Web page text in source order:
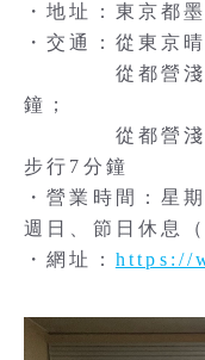
・地址：東京都
・交通：從東京
從都營淺草
鐘；
從都營淺草
步行7分鐘
・營業時間：星
週日、節日休息
・網址： https://